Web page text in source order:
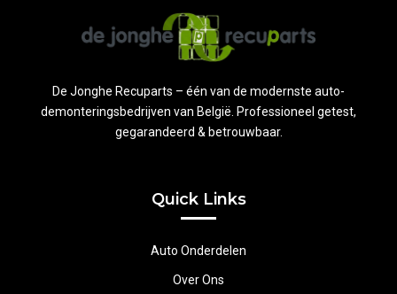
De Jonghe Recuparts – één van de modernste auto-
demonteringsbedrijven van België. Professioneel getest,
gegarandeerd & betrouwbaar.
Quick Links
Auto Onderdelen
Over Ons